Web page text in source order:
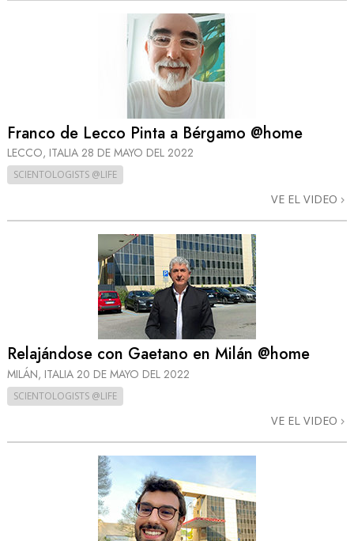
Franco de Lecco Pinta a Bérgamo @home
LECCO, ITALIA 28 DE MAYO DEL 2022
SCIENTOLOGISTS @LIFE
VE EL VIDEO
Relajándose con Gaetano en Milán @home
MILÁN, ITALIA 20 DE MAYO DEL 2022
SCIENTOLOGISTS @LIFE
VE EL VIDEO